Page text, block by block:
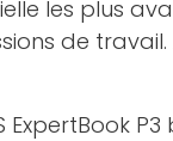
les plus
de travail.
ExpertBook